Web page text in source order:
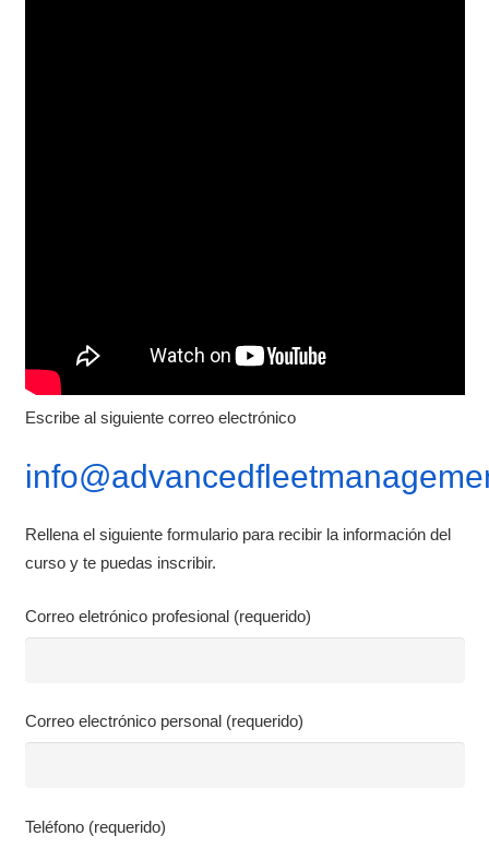
Escribe al siguiente correo electrónico
Rellena el siguiente formulario para recibir la información del
curso y te puedas inscribir.
Correo eletrónico profesional (requerido)
Correo electrónico personal (requerido)
Teléfono (requerido)